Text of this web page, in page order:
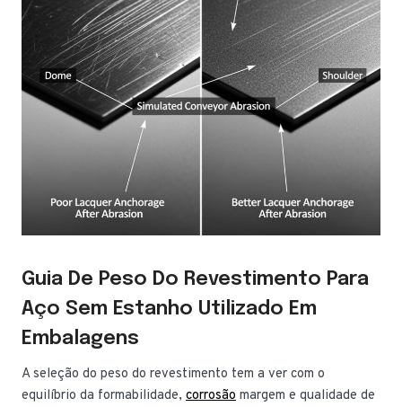
Guia De Peso Do Revestimento Para
Aço Sem Estanho Utilizado Em
Embalagens
A seleção do peso do revestimento tem a ver com o
equilíbrio da formabilidade, corrosão margem e qualidade de